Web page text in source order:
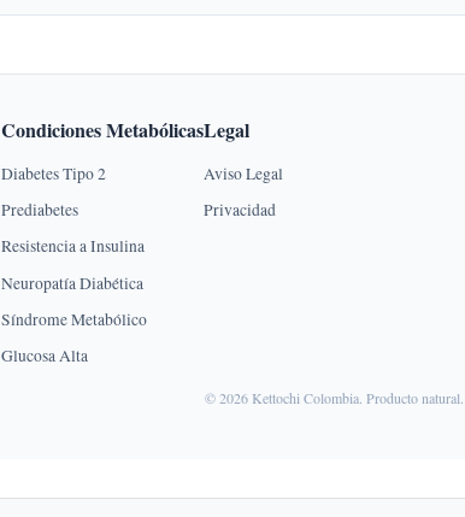
Condiciones Metabólicas
Diabetes Tipo 2
Prediabetes
Resistencia a Insulina
Neuropatía Diabética
Síndrome Metabólico
Glucosa Alta
Legal
Aviso Legal
Privacidad
© 2026 Kettochi Colombia. Producto natural.